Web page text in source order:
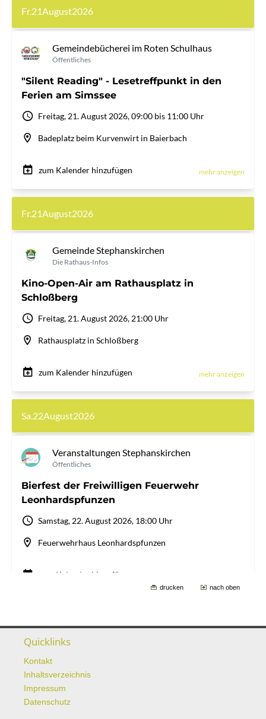
drucken nach oben
Quicklinks
Kontakt
Inhaltsverzeichnis
Impressum
Datenschutz